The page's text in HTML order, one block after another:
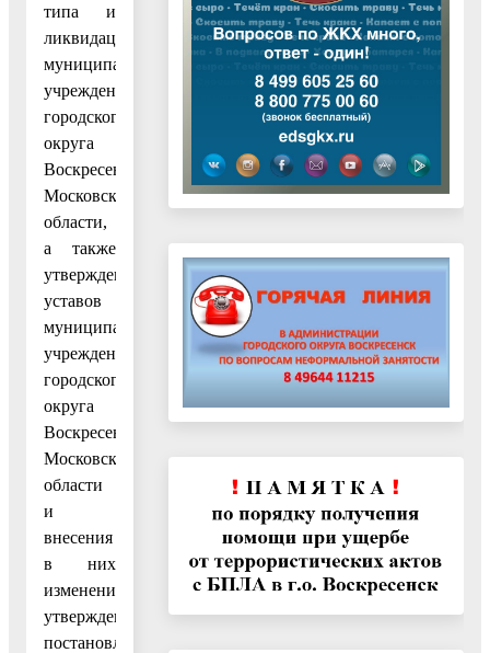
типа и
ликвидации
муниципальных
учреждений
городского
округа
Воскресенск
Московской
области,
а также
утверждения
уставов
муниципальных
учреждений
городского
округа
Воскресенск
Московской
области
и
внесения
в них
изменений,
утвержденным
постановлением